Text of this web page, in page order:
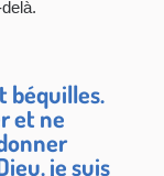
béquilles.
et ne
je suis